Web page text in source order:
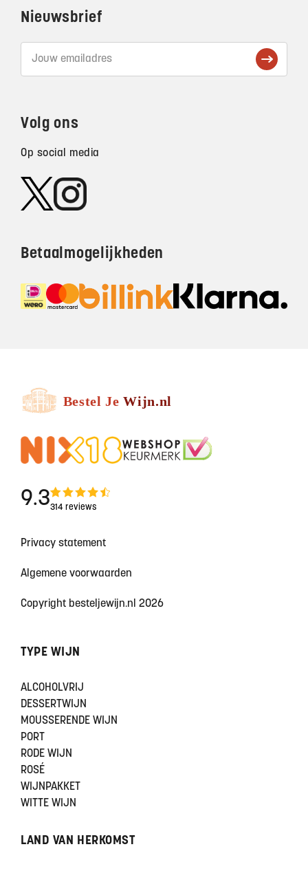
Nieuwsbrief
Volg ons
Op social media
Betaalmogelijkheden
9.3314 reviews
Privacy statement
Algemene voorwaarden
Copyright besteljewijn.nl 2026
TYPE WIJN
ALCOHOLVRIJ
DESSERTWIJN
MOUSSERENDE WIJN
PORT
RODE WIJN
ROSÉ
WIJNPAKKET
WITTE WIJN
LAND VAN HERKOMST